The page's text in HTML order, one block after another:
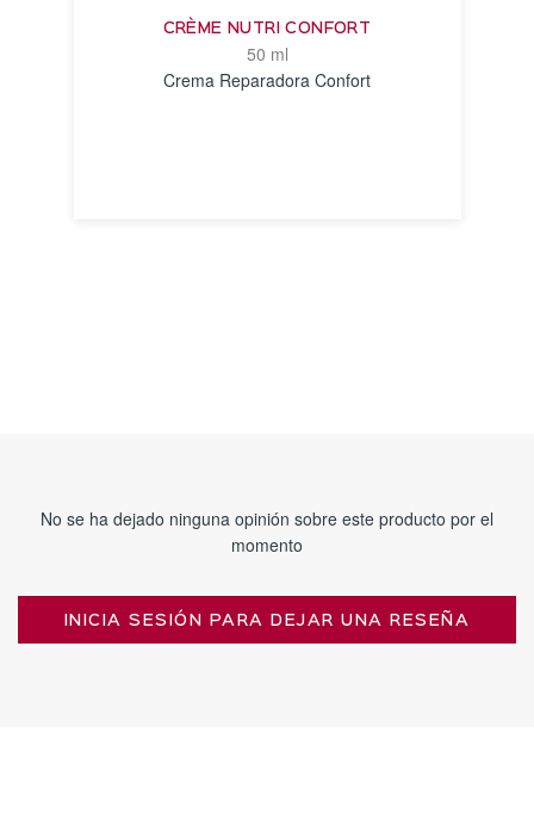
CRÈME NUTRI CONFORT
50 ml
Crema Reparadora Confort
No se ha dejado ninguna opinión sobre este producto por el
momento
INICIA SESIÓN PARA DEJAR UNA RESEÑA